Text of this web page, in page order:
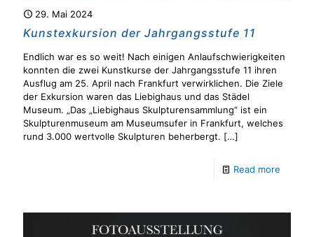
29. Mai 2024
Kunstexkursion der Jahrgangsstufe 11
Endlich war es so weit! Nach einigen Anlaufschwierigkeiten
konnten die zwei Kunstkurse der Jahrgangsstufe 11 ihren
Ausflug am 25. April nach Frankfurt verwirklichen. Die Ziele
der Exkursion waren das Liebighaus und das Städel
Museum. „Das „Liebighaus Skulpturensammlung“ ist ein
Skulpturenmuseum am Museumsufer in Frankfurt, welches
rund 3.000 wertvolle Skulpturen beherbergt. […]
Read more